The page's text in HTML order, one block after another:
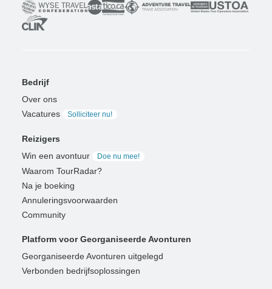
Bedrijf
Over ons
Vacatures
Solliciteer nu!
Reizigers
Win een avontuur
Doe nu mee!
Waarom TourRadar?
Na je boeking
Annuleringsvoorwaarden
Community
Platform voor Georganiseerde Avonturen
Georganiseerde Avonturen uitgelegd
Verbonden bedrijfsoplossingen